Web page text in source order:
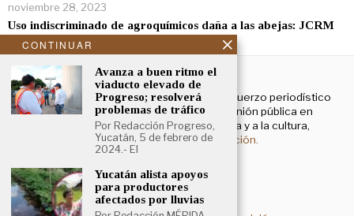
noviembre 28, 2023
Uso indiscriminado de agroquímicos daña a las abejas: JCRM
NOSOTROS
El Cronista Yucatán es un esfuerzo periodístico
enfocado a contribuir a la opinión pública en
temas que atañen a la política y a la cultura,
principalmente.Más información.
Aviso de privacidad
CONTINUAR
Avanza a buen ritmo el
viaducto elevado de
Progreso; resolverá
problemas de tráfico
Por Redacción Progreso,
Yucatán, 5 de febrero de
2024.- El
Yucatán alista apoyos
para productores
afectados por lluvias